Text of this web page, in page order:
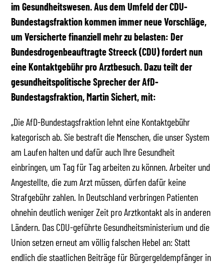
im Gesundheitswesen. Aus dem Umfeld der CDU-
Bundestagsfraktion kommen immer neue Vorschläge,
um Versicherte finanziell mehr zu belasten: Der
Bundesdrogenbeauftragte Streeck (CDU) fordert nun
eine Kontaktgebühr pro Arztbesuch. Dazu teilt der
gesundheitspolitische Sprecher der AfD-
Bundestagsfraktion, Martin Sichert, mit:
„Die AfD-Bundestagsfraktion lehnt eine Kontaktgebühr
kategorisch ab. Sie bestraft die Menschen, die unser System
am Laufen halten und dafür auch Ihre Gesundheit
einbringen, um Tag für Tag arbeiten zu können. Arbeiter und
Angestellte, die zum Arzt müssen, dürfen dafür keine
Strafgebühr zahlen. In Deutschland verbringen Patienten
ohnehin deutlich weniger Zeit pro Arztkontakt als in anderen
Ländern. Das CDU-geführte Gesundheitsministerium und die
Union setzen erneut am völlig falschen Hebel an: Statt
endlich die staatlichen Beiträge für Bürgergeldempfänger in